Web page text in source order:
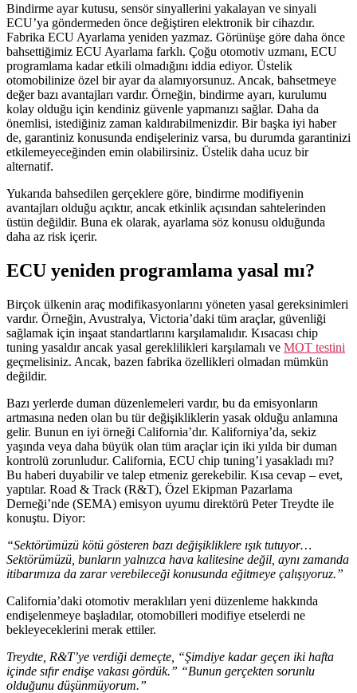
Bindirme ayar kutusu, sensör sinyallerini yakalayan ve sinyali
ECU’ya göndermeden önce değiştiren elektronik bir cihazdır.
Fabrika ECU Ayarlama yeniden yazmaz. Görünüşe göre daha önce
bahsettiğimiz ECU Ayarlama farklı. Çoğu otomotiv uzmanı, ECU
programlama kadar etkili olmadığını iddia ediyor. Üstelik
otomobilinize özel bir ayar da alamıyorsunuz. Ancak, bahsetmeye
değer bazı avantajları vardır. Örneğin, bindirme ayarı, kurulumu
kolay olduğu için kendiniz güvenle yapmanızı sağlar. Daha da
önemlisi, istediğiniz zaman kaldırabilmenizdir. Bir başka iyi haber
de, garantiniz konusunda endişeleriniz varsa, bu durumda garantinizi
etkilemeyeceğinden emin olabilirsiniz. Üstelik daha ucuz bir
alternatif.
Yukarıda bahsedilen gerçeklere göre, bindirme modifiyenin
avantajları olduğu açıktır, ancak etkinlik açısından sahtelerinden
üstün değildir. Buna ek olarak, ayarlama söz konusu olduğunda
daha az risk içerir.
ECU yeniden programlama yasal mı?
Birçok ülkenin araç modifikasyonlarını yöneten yasal gereksinimleri
vardır. Örneğin, Avustralya, Victoria’daki tüm araçlar, güvenliği
sağlamak için inşaat standartlarını karşılamalıdır. Kısacası chip
tuning yasaldır ancak yasal gereklilikleri karşılamalı ve MOT testini
geçmelisiniz. Ancak, bazen fabrika özellikleri olmadan mümkün
değildir.
Bazı yerlerde duman düzenlemeleri vardır, bu da emisyonların
artmasına neden olan bu tür değişikliklerin yasak olduğu anlamına
gelir. Bunun en iyi örneği California’dır. Kaliforniya’da, sekiz
yaşında veya daha büyük olan tüm araçlar için iki yılda bir duman
kontrolü zorunludur. California, ECU chip tuning’i yasakladı mı?
Bu haberi duyabilir ve talep etmeniz gerekebilir. Kısa cevap – evet,
yaptılar. Road & Track (R&T), Özel Ekipman Pazarlama
Derneği’nde (SEMA) emisyon uyumu direktörü Peter Treydte ile
konuştu. Diyor:
“Sektörümüzü kötü gösteren bazı değişikliklere ışık tutuyor…
Sektörümüzü, bunların yalnızca hava kalitesine değil, aynı zamanda
itibarımıza da zarar verebileceği konusunda eğitmeye çalışıyoruz.”
California’daki otomotiv meraklıları yeni düzenleme hakkında
endişelenmeye başladılar, otomobilleri modifiye etselerdi ne
bekleyeceklerini merak ettiler.
Treydte, R&T’ye verdiği demeçte, “Şimdiye kadar geçen iki hafta
içinde sıfır endişe vakası gördük.” “Bunun gerçekten sorunlu
olduğunu düşünmüyorum.”